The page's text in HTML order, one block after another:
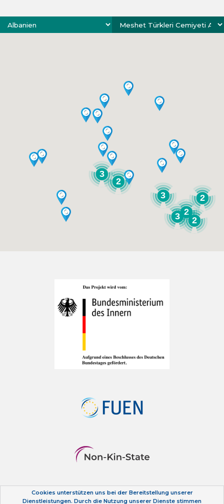
3
2
2
2
3
2
3
Datenschutzerklärung
Cookies unterstützen uns bei der Bereitstellung unserer
Dienstleistungen. Durch die Nutzung unserer Dienste stimmen